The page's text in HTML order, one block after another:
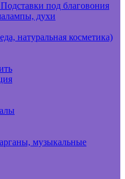
под благовония
духи
натуральная косметика)
музыкальные